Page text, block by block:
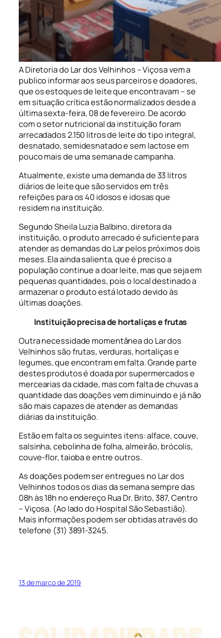
A Diretoria do Lar dos Velhinhos – Viçosa vem a
publico informar aos seus parceiros e doadores,
que os estoques de leite que encontravam – se
em situação crítica estão normalizados desde a
última sexta-feira, 08 de fevereiro. De acordo
com o setor nutricional da instituição foram
arrecadados 2.150 litros de leite do tipo integral,
desnatado, semidesnatado e sem lactose em
pouco mais de uma semana de campanha.
Atualmente, existe uma demanda de 33 litros
diários de leite que são servidos em três
refeições para os 40 idosos e idosas que
residem na instituição.
Segundo Sheila Luzia Balbino, diretora da
instituição, o produto arrecado é suficiente para
atender as demandas do Lar pelos próximos dois
meses. Ela ainda salienta, que é preciso a
população continue a doar leite, mas que seja em
pequenas quantidades, pois o local destinado a
armazenar o produto está lotado devido às
últimas doações.
Instituição precisa de hortaliças e frutas
Outra necessidade momentânea do Lar dos
Velhinhos são frutas, verduras, hortaliças e
legumes, que encontram em falta. Grande parte
destes produtos é doada por supermercados e
mercearias da cidade, mas com falta de chuvas a
quantidade das doações vem diminuindo e já não
são mais capazes de atender as demandas
diárias da instituição.
Estão em falta os seguintes itens: alface, couve,
salsinha, cebolinha de folha, almeirão, brócolis,
couve-flor, taioba e entre outros.
As doações podem ser entregues no Lar dos
Velhinhos todos os dias da semana sempre das
08h às 18h no endereço Rua Dr. Brito, 387, Centro
– Viçosa. (Ao lado do Hospital São Sebastião).
Mais informações podem ser obtidas através do
telefone (31) 3891-3245.
13 de março de 2019